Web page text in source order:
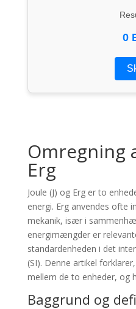
0
Omregning
Erg
Joule (J) og Erg er to
energi. Erg anvendes ofte
mekanik, især i
energimængder er
standardenheden i det
(SI). Denne artikel
mellem de to enheder, og
Baggrund og